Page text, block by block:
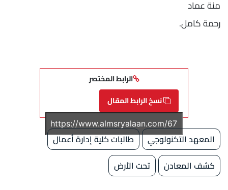
منة عماد
رحمة كامل.
الرابط المختصر
نسخ الرابط المقال
المعهد التكنولوجي
طالبات كلية إدارة أعمال
كشف المعادن
تحت الأرض